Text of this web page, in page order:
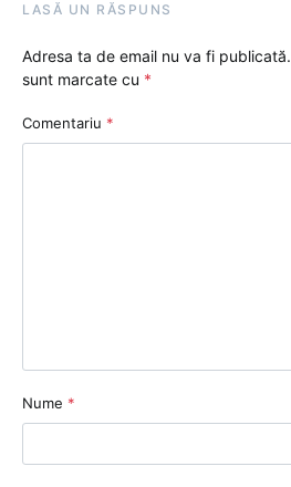
LASĂ UN RĂSPUNS
Adresa ta de email nu va fi publicată.
sunt marcate cu *
Comentariu *
Nume *